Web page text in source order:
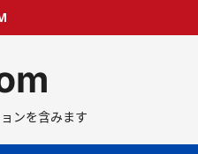
ンを含みます